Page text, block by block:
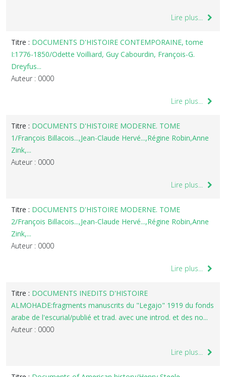
Lire plus...
Titre : DOCUMENTS D'HISTOIRE CONTEMPORAINE, tome
I:1776-1850/Odette Voilliard, Guy Cabourdin, François-G.
Dreyfus...
Auteur : 0000
Lire plus...
Titre : DOCUMENTS D'HISTOIRE MODERNE. TOME
1/François Billacois...,Jean-Claude Hervé...,Régine Robin,Anne
Zink,...
Auteur : 0000
Lire plus...
Titre : DOCUMENTS D'HISTOIRE MODERNE. TOME
2/François Billacois...,Jean-Claude Hervé...,Régine Robin,Anne
Zink,...
Auteur : 0000
Lire plus...
Titre : DOCUMENTS INEDITS D'HISTOIRE
ALMOHADE:fragments manuscrits du "Legajo" 1919 du fonds
arabe de l'escurial/publié et trad. avec une introd. et des no...
Auteur : 0000
Lire plus...